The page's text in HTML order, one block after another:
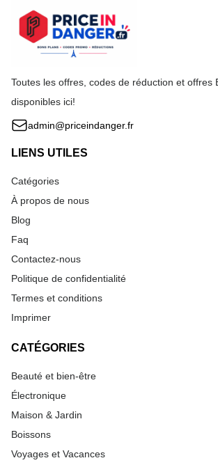
Toutes les offres, codes de réduction et offres
disponibles ici!
admin@priceindanger.fr
LIENS UTILES
Catégories
À propos de nous
Blog
Faq
Contactez-nous
Politique de confidentialité
Termes et conditions
Imprimer
CATÉGORIES
Beauté et bien-être
Électronique
Maison & Jardin
Boissons
Voyages et Vacances